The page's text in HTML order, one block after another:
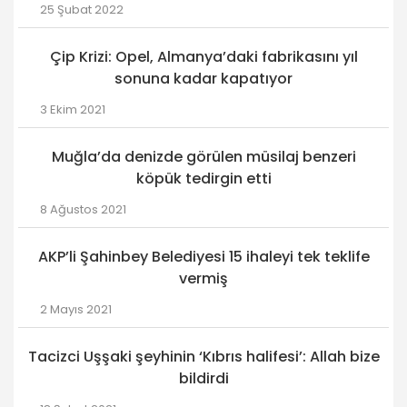
25 Şubat 2022
Çip Krizi: Opel, Almanya’daki fabrikasını yıl
sonuna kadar kapatıyor
3 Ekim 2021
Muğla’da denizde görülen müsilaj benzeri
köpük tedirgin etti
8 Ağustos 2021
AKP’li Şahinbey Belediyesi 15 ihaleyi tek teklife
vermiş
2 Mayıs 2021
Tacizci Uşşaki şeyhinin ‘Kıbrıs halifesi’: Allah bize
bildirdi